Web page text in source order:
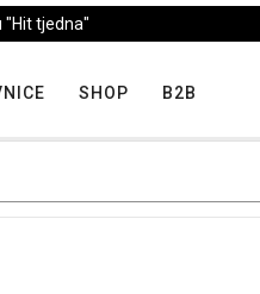
"Hit tjedna"
SHOP B2B